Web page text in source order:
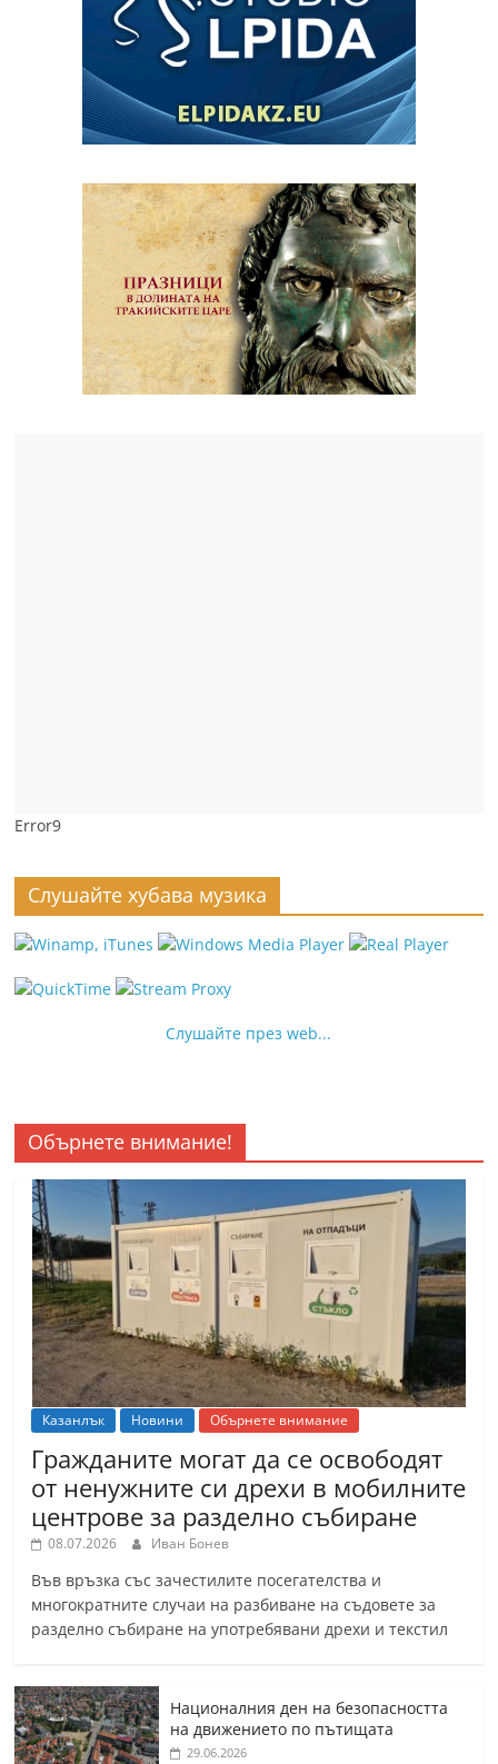
Error9
Слушайте хубава музика
Слушайте през web...
Обърнете внимание!
Казанлък Новини Обърнете внимание
Гражданите могат да се освободят
от ненужните си дрехи в мобилните
центрове за разделно събиране
08.07.2026 Иван Бонев
Във връзка със зачестилите посегателства и
многократните случаи на разбиване на съдовете за
разделно събиране на употребявани дрехи и текстил
Националния ден на безопасността
на движението по пътищата
29.06.2026